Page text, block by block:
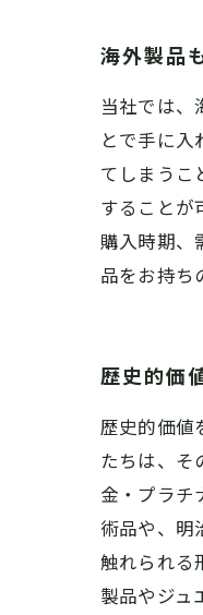
海外製品
当社では、
とで手に
てしまうこ
することが
購入時期、
品をお持ち
歴史的価
歴史的価値
たちは、そ
金・プラチ
術品や、明
触れられる
製品やジュ